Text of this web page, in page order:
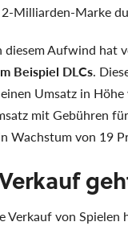
Milliarden-Marke
diesem Aufwind hat
Beispiel DLCs.
Umsatz in
mit Gebühren
Wachstum von 19
Verkauf von